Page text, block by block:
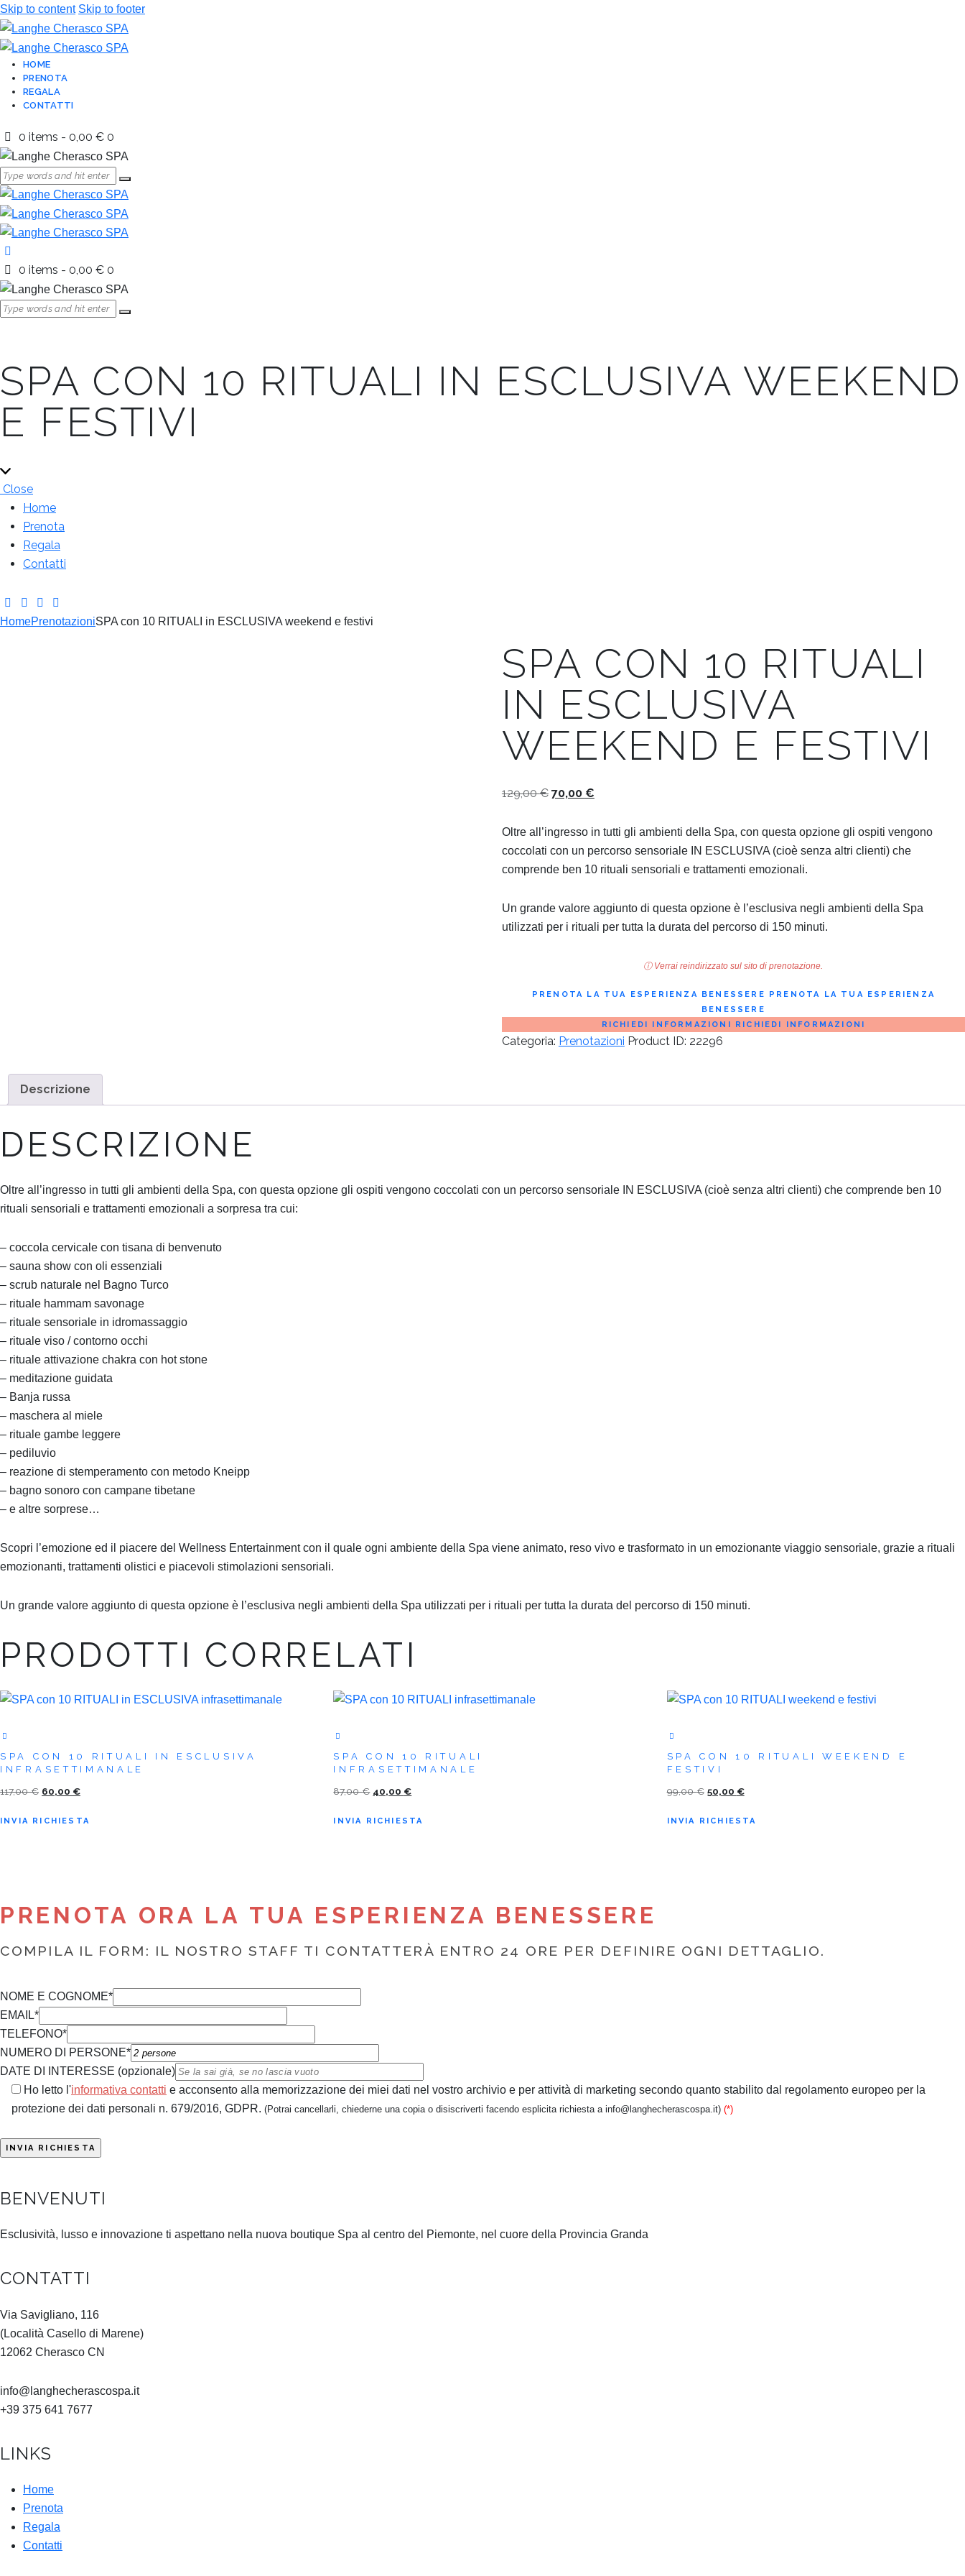
Skip to content Skip to footer
HOME
PRENOTA
REGALA
CONTATTI
0 items - 0,00 € 0
0 items - 0,00 € 0
SPA CON 10 RITUALI IN ESCLUSIVA WEEKEND
E FESTIVI
Close
Home
Prenota
Regala
Contatti
HomePrenotazioniSPA con 10 RITUALI in ESCLUSIVA weekend e festivi
SPA CON 10 RITUALI
IN ESCLUSIVA
WEEKEND E FESTIVI
129,00€ Il
originale
era:
129,00 €.
70,00 €Il
attuale
è:
70,00 €.
Oltre all’ingresso in tutti gli ambienti della Spa, con questa opzione gli ospiti vengono
coccolati con un percorso sensoriale IN ESCLUSIVA (cioè senza altri clienti) che
comprende ben 10 rituali sensoriali e trattamenti emozionali.
Un grande valore aggiunto di questa opzione è l’esclusiva negli ambienti della Spa
utilizzati per i rituali per tutta la durata del percorso di 150 minuti.
ⓘ Verrai reindirizzato sul sito di prenotazione.
PRENOTA LA TUA ESPERIENZA BENESSERE
PRENOTA LA TUA ESPERIENZA
BENESSERE
RICHIEDI INFORMAZIONI
RICHIEDI INFORMAZIONI
Categoria: Prenotazioni Product ID: 22296
Descrizione
DESCRIZIONE
Oltre all’ingresso in tutti gli ambienti della Spa, con questa opzione gli ospiti vengono coccolati con un percorso sensoriale IN ESCLUSIVA (cioè senza altri clienti) che comprende ben 10
rituali sensoriali e trattamenti emozionali a sorpresa tra cui:
– coccola cervicale con tisana di benvenuto
– sauna show con oli essenziali
– scrub naturale nel Bagno Turco
– rituale hammam savonage
– rituale sensoriale in idromassaggio
– rituale viso / contorno occhi
– rituale attivazione chakra con hot stone
– meditazione guidata
– Banja russa
– maschera al miele
– rituale gambe leggere
– pediluvio
– reazione di stemperamento con metodo Kneipp
– bagno sonoro con campane tibetane
– e altre sorprese…
Scopri l’emozione ed il piacere del Wellness Entertainment con il quale ogni ambiente della Spa viene animato, reso vivo e trasformato in un emozionante viaggio sensoriale, grazie a rituali
emozionanti, trattamenti olistici e piacevoli stimolazioni sensoriali.
Un grande valore aggiunto di questa opzione è l’esclusiva negli ambienti della Spa utilizzati per i rituali per tutta la durata del percorso di 150 minuti.
PRODOTTI CORRELATI
SPA CON 10 RITUALI IN ESCLUSIVA
INFRASETTIMANALE
117,00€ Il
60,00 €Il
INVIA RICHIESTA
SPA CON 10 RITUALI
INFRASETTIMANALE
87,00€ Il
40,00 €Il
INVIA RICHIESTA
SPA CON 10 RITUALI WEEKEND E
FESTIVI
99,00€ Il
50,00 €Il
INVIA RICHIESTA
PRENOTA ORA LA TUA ESPERIENZA BENESSERE
COMPILA IL FORM: IL NOSTRO STAFF TI CONTATTERÀ ENTRO 24 ORE PER DEFINIRE OGNI DETTAGLIO.
NOME E COGNOME*
EMAIL*
TELEFONO*
NUMERO DI PERSONE*
DATE DI INTERESSE (opzionale)
Ho letto l'informativa contatti e acconsento alla memorizzazione dei miei dati nel vostro archivio e per attività di marketing secondo quanto stabilito dal regolamento europeo per la
protezione dei dati personali n. 679/2016, GDPR. (Potrai cancellarli, chiederne una copia o disiscriverti facendo esplicita richiesta a info@langhecherascospa.it) (*)
BENVENUTI
Esclusività, lusso e innovazione ti aspettano nella nuova boutique Spa al centro del Piemonte, nel cuore della Provincia Granda
CONTATTI
Via Savigliano, 116
(Località Casello di Marene)
12062 Cherasco CN
info@langhecherascospa.it
+39 375 641 7677
LINKS
Home
Prenota
Regala
Contatti